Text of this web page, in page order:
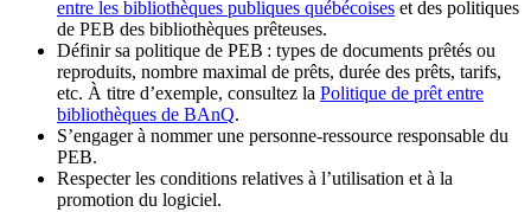
entre les bibliothèques publiques québécoises et des politiques
de PEB des bibliothèques prêteuses.
Définir sa politique de PEB : types de documents prêtés ou
reproduits, nombre maximal de prêts, durée des prêts, tarifs,
etc. À titre d’exemple, consultez la Politique de prêt entre
bibliothèques de BAnQ.
S’engager à nommer une personne-ressource responsable du
PEB.
Respecter les conditions relatives à l’utilisation et à la
promotion du logiciel.